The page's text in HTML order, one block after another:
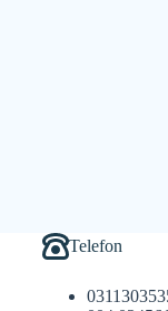
Telefon